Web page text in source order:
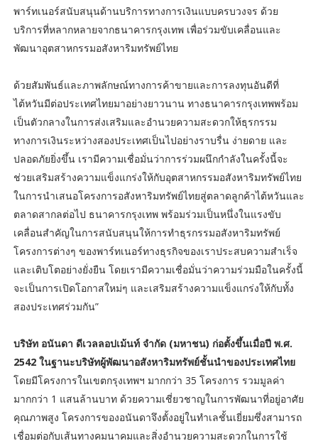
พาร์ทเนอร์สนับสนุนด้านบริการทางการเงินแบบครบวงจร ด้วย
บริการที่หลากหลายจากธนาคารกรุงเทพ เพื่อร่วมขับเคลื่อนและ
พัฒนาอุตสาหกรรมอสังหาริมทรัพย์ไทย
ด้วยสัมพันธ์และภาพลักษณ์ทางการค้าขายและการลงทุนอันดีที่
ไต้หวันมีต่อประเทศไทยมาอย่างยาวนาน ทางธนาคารกรุงเทพพร้อม
เป็นตัวกลางในการส่งเสริมและอำนวยความสะดวกให้ธุรกรรม
ทางการเงินระหว่างสองประเทศเป็นไปอย่างราบรื่น ง่ายดาย และ
ปลอดภัยยิ่งขึ้น เรามีความเชื่อมั่นว่าการร่วมผนึกกำลังในครั้งนี้จะ
ช่วยเสริมสร้างความแข็งแกร่งให้กับอุตสาหกรรมอสังหาริมทรัพย์ไทย
ในการนำเสนอโครงการอสังหาริมทรัพย์ไทยสู่ตลาดลูกค้าไต้หวันและ
ตลาดสากลต่อไป ธนาคารกรุงเทพ พร้อมร่วมเป็นหนึ่งในแรงขับ
เคลื่อนสำคัญในการสนับสนุนให้การทำธุรกรรมอสังหาริมทรัพย์
โครงการต่างๆ ของพาร์ทเนอร์ทางธุรกิจของเราประสบความสำเร็จ
และเติบโตอย่างยั่งยืน โดยเรามีความเชื่อมั่นว่าความร่วมมือในครั้งนี้
จะเป็นการเปิดโอกาสใหม่ๆ และเสริมสร้างความแข็งแกร่งให้กับทั้ง
สองประเทศร่วมกัน”
บริษัท อนันดา ดีเวลลอปเม้นท์ จำกัด (มหาชน) ก่อตั้งขึ้นเมื่อปี พ.ศ.
2542 ในฐานะบริษัทผู้พัฒนาอสังหาริมทรัพย์ชั้นนำของประเทศไทย
โดยมีโครงการในเขตกรุงเทพฯ มากกว่า 35 โครงการ รวมมูลค่า
มากกว่า 1 แสนล้านบาท ด้วยความเชี่ยวชาญในการพัฒนาที่อยู่อาศัย
คุณภาพสูง โครงการของอนันดาจึงตั้งอยู่ในทำเลชั้นเยี่ยมซึ่งสามารถ
เชื่อมต่อกับเส้นทางคมนาคมและสิ่งอำนวยความสะดวกในการใช้